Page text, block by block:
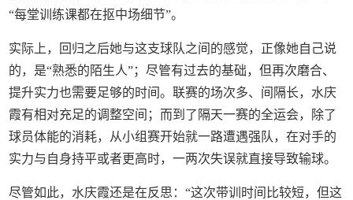
“每堂训练课都在抠中场细节”。
实际上，回归之后她与这支球队之间的感觉，正像她自己说
的，是“熟悉的陌生人”；尽管有过去的基础，但再次磨合、
提升实力也需要足够的时间。联赛的场次多、间隔长，水庆
霞有相对充足的调整空间；而到了隔天一赛的全运会，除了
球员体能的消耗，从小组赛开始就一路遭遇强队，在对手的
实力与自身持平或者更高时，一两次失误就直接导致输球。
尽管如此，水庆霞还是在反思：“这次带训时间比较短，但这